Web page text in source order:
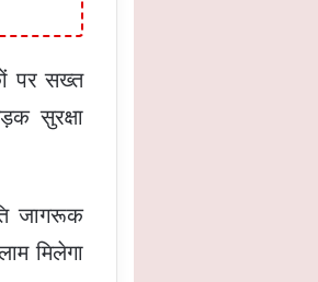
पर सख्त
सुरक्षा
जागरूक
मिलेगा